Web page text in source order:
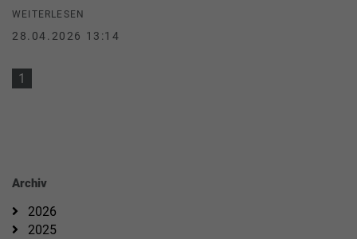
WEITERLESEN
28.04.2026 13:14
1
Archiv
2026
2025